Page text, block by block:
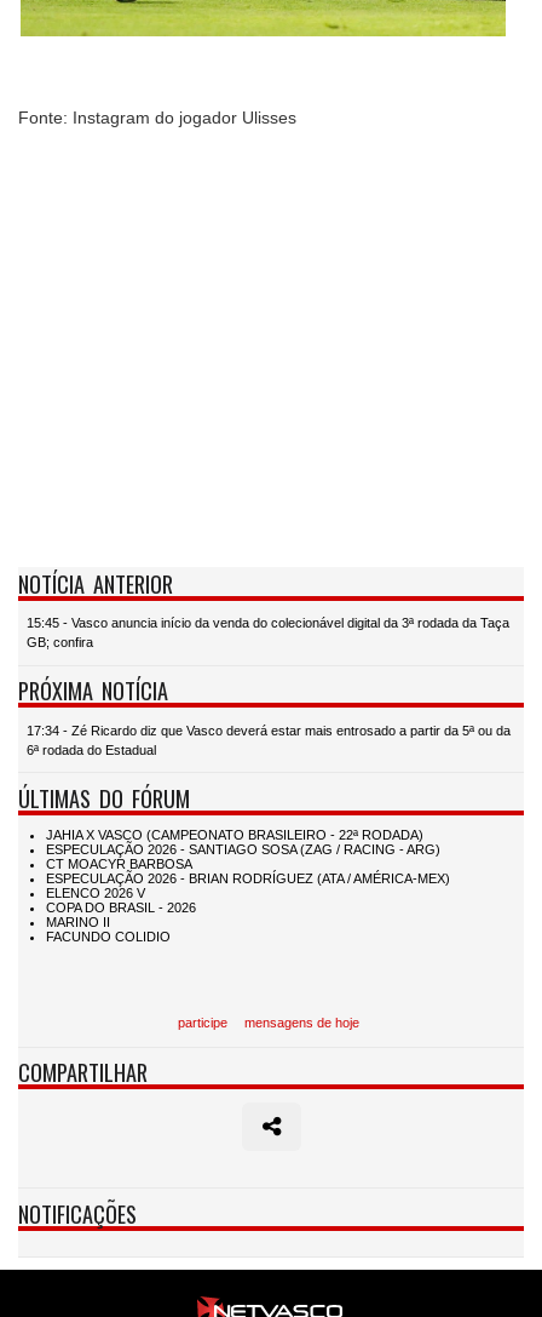
Fonte: Instagram do jogador Ulisses
NOTÍCIA ANTERIOR
15:45 - Vasco anuncia início da venda do colecionável digital da 3ª rodada da Taça
GB; confira
PRÓXIMA NOTÍCIA
17:34 - Zé Ricardo diz que Vasco deverá estar mais entrosado a partir da 5ª ou da
6ª rodada do Estadual
ÚLTIMAS DO FÓRUM
participe mensagens de hoje
COMPARTILHAR
NOTIFICAÇÕES